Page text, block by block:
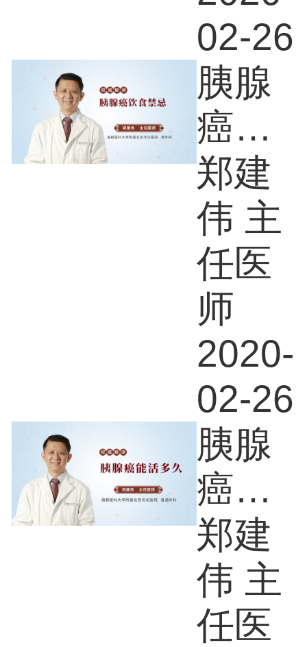
02-26
胰腺
癌饮
食禁
忌
郑建
伟 主
任医
师
2020-
02-26
胰腺
癌能
活多
久
郑建
伟 主
任医